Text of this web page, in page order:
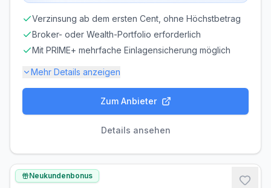
Verzinsung ab dem ersten Cent, ohne Höchstbetrag
Broker- oder Wealth-Portfolio erforderlich
Mit PRIME+ mehrfache Einlagensicherung möglich
Mehr Details anzeigen
Einlagensicherung bis100.000 €
flexibel, täglich
kündbar
VERLÄNGERUNG
Zum Anbieter
Details ansehen
Neukundenbonus